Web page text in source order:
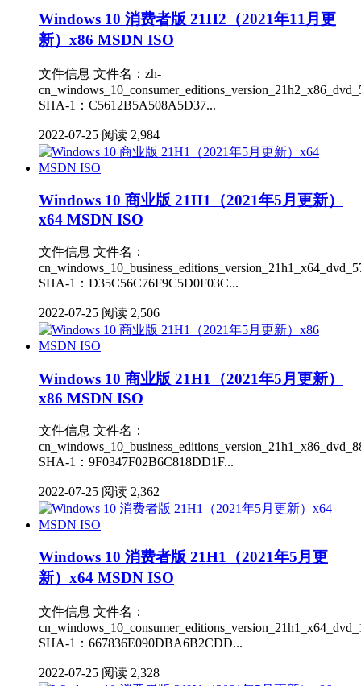
Windows 10 消费者版 21H2（2021年11月更
新）x86 MSDN ISO
文件信息 文件名：zh-
SHA-1：C5612B5A508A5D37...
2022-07-25 阅读 2,984
Windows 10 商业版 21H1（2021年5月更新）
x64 MSDN ISO
文件信息 文件名：
SHA-1：D35C56C76F9C5D0F03C...
2022-07-25 阅读 2,506
Windows 10 商业版 21H1（2021年5月更新）
x86 MSDN ISO
文件信息 文件名：
SHA-1：9F0347F02B6C818DD1F...
2022-07-25 阅读 2,362
Windows 10 消费者版 21H1（2021年5月更
新）x64 MSDN ISO
文件信息 文件名：
SHA-1：667836E090DBA6B2CDD...
2022-07-25 阅读 2,328